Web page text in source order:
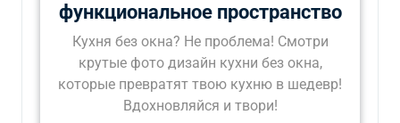
функциональное пространство
Кухня без окна? Не проблема! Смотри
крутые фото дизайн кухни без окна,
которые превратят твою кухню в шедевр!
Вдохновляйся и твори!